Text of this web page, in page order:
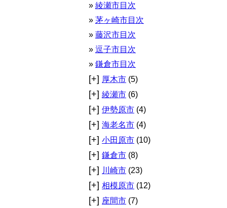
綾瀬市目次
茅ヶ崎市目次
藤沢市目次
逗子市目次
鎌倉市目次
[+] 厚木市 (5)
[+] 綾瀬市 (6)
[+] 伊勢原市 (4)
[+] 海老名市 (4)
[+] 小田原市 (10)
[+] 鎌倉市 (8)
[+] 川崎市 (23)
[+] 相模原市 (12)
[+] 座間市 (7)